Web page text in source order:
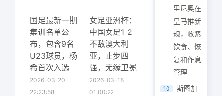
国足最新一期
集训名单公
布，包含9名
U23球员，杨
希首次入选
2026-03-20
22:23:58
女足亚洲杯：
中国女足1-2
不敌澳大利
亚，止步四
强，无缘卫冕
2026-03-18
01:00:22
里尼奥在
皇马推新
规，收紧
饮食、恢
复和作息
管理
10
斯图加